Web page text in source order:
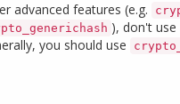
advanced features (e.g.
), don't use
you should use